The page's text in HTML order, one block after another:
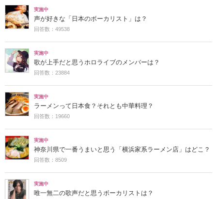
実施中
声が好きな「日本のボーカリスト」は？
回答数：49538
実施中
歌が上手だと思うホロライブのメンバーは？
回答数：23884
実施中
ラーメンって日本食？それとも中華料理？
回答数：19660
実施中
神奈川県で一番うまいと思う「横浜家系ラーメン店」はどこ？
回答数：8509
実施中
唯一無二の歌声だと思うボーカリストは？